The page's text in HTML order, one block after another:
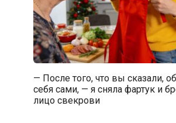
— После того, что вы сказали,
себя сами, — я сняла фартук и
лицо свекрови